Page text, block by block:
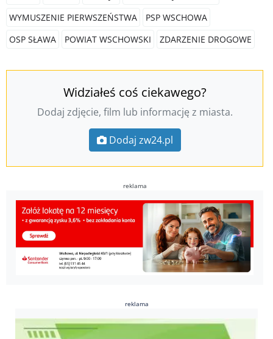
WYMUSZENIE PIERWSZEŃSTWA
PSP WSCHOWA
OSP SŁAWA
POWIAT WSCHOWSKI ZDARZENIE DROGOWE
Widziałeś coś ciekawego?
Dodaj zdjęcie, film lub informację z miasta.
Dodaj zw24.pl
reklama
reklama